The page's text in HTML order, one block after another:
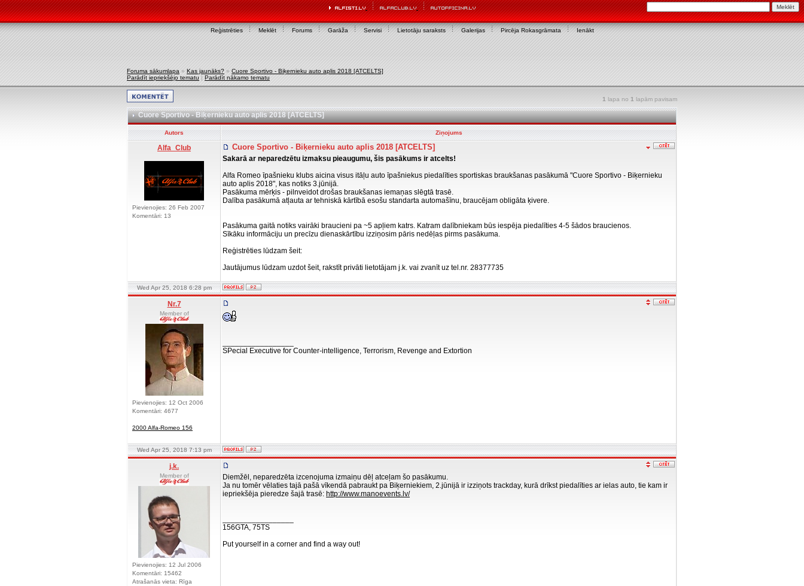
Reģistrēties Meklēt Forums Garāža Servisi Lietotāju saraksts Galerijas Pircēja Rokasgrāmata Ienākt
Foruma sākumlapa » Kas jaunāks? » Cuore Sportivo - Biķernieku auto aplis 2018 [ATCELTS]
Parādīt iepriekšējo tematu | Parādīt nākamo tematu
1 lapa no 1 lapām pavisam
Cuore Sportivo - Biķernieku auto aplis 2018 [ATCELTS]
Autors Ziņojums
Alfa_Club
Pievienojies: 26 Feb 2007
Komentāri: 13
Cuore Sportivo - Biķernieku auto aplis 2018 [ATCELTS]
Sakarā ar neparedzētu izmaksu pieaugumu, šis pasākums ir atcelts!
Alfa Romeo īpašnieku klubs aicina visus itāļu auto īpašniekus piedalīties sportiskas braukšanas pasākumā "Cuore Sportivo - Biķernieku
auto aplis 2018", kas notiks 3.jūnijā.
Pasākuma mērķis - pilnveidot drošas braukšanas iemaņas slēgtā trasē.
Dalība pasākumā atļauta ar tehniskā kārtībā esošu standarta automašīnu, braucējam obligāta ķivere.
Pasākuma gaitā notiks vairāki braucieni pa ~5 apļiem katrs. Katram dalībniekam būs iespēja piedalīties 4-5 šādos braucienos.
Sīkāku informāciju un precīzu dienaskārtību izziņosim pāris nedēļas pirms pasākuma.
Reģistrēties lūdzam šeit:
Jautājumus lūdzam uzdot šeit, rakstīt privāti lietotājam j.k. vai zvanīt uz tel.nr. 28377735
Wed Apr 25, 2018 6:28 pm
Nr.7
Member of
Pievienojies: 12 Oct 2006
Komentāri: 4677
2000 Alfa-Romeo 156
SPecial Executive for Counter-intelligence, Terrorism, Revenge and Extortion
Wed Apr 25, 2018 7:13 pm
j.k.
Member of
Pievienojies: 12 Jul 2006
Komentāri: 15462
Atrašanās vieta: Rīga
Diemžēl, neparedzēta izcenojuma izmaiņu dēļ atceļam šo pasākumu.
Ja nu tomēr vēlaties tajā pašā vīkendā pabraukt pa Biķerniekiem, 2.jūnijā ir izziņots trackday, kurā drīkst piedalīties ar ielas auto, tie kam ir
iepriekšēja pieredze šajā trasē: http://www.manoevents.lv/
156GTA, 75TS
Put yourself in a corner and find a way out!